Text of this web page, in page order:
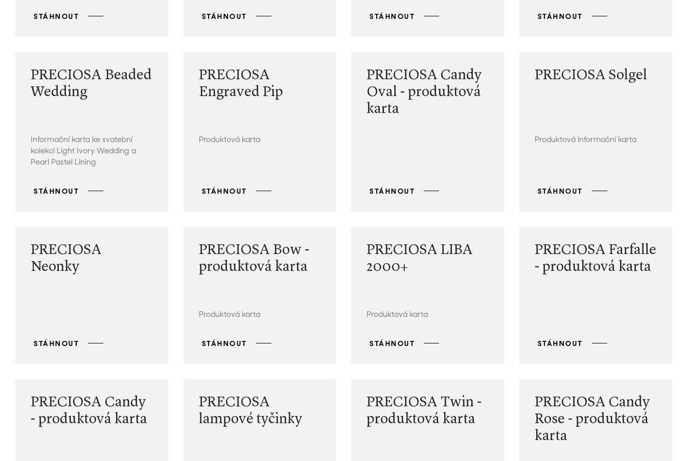
STÁHNOUT STÁHNOUT STÁHNOUT STÁHNOUT
PRECIOSA Beaded
Wedding
Informační karta ke svatební
kolekci Light Ivory Wedding a
Pearl Pastel Lining
STÁHNOUT
PRECIOSA
Engraved Pip
Produktová karta
STÁHNOUT
PRECIOSA Candy
Oval - produktová
karta
STÁHNOUT
PRECIOSA Solgel
Produktová informační karta
STÁHNOUT
PRECIOSA
Neonky
STÁHNOUT
PRECIOSA Bow -
produktová karta
Produktová karta
STÁHNOUT
PRECIOSA LIBA
2000+
Produktová karta
STÁHNOUT
PRECIOSA Farfalle
- produktová karta
STÁHNOUT
PRECIOSA Candy
- produktová karta
PRECIOSA
lampové tyčinky
PRECIOSA Twin -
produktová karta
PRECIOSA Candy
Rose - produktová
karta